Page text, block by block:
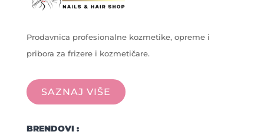
Prodavnica profesionalne kozmetike, opreme i
pribora za frizere i kozmetičare.
SAZNAJ VIŠE
BRENDOVI :